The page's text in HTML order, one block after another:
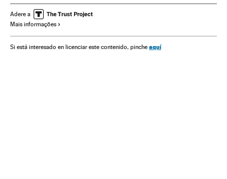
América Latina América
Adere a
Mais informações
Si está interesado en licenciar este contenido, pinche aquí